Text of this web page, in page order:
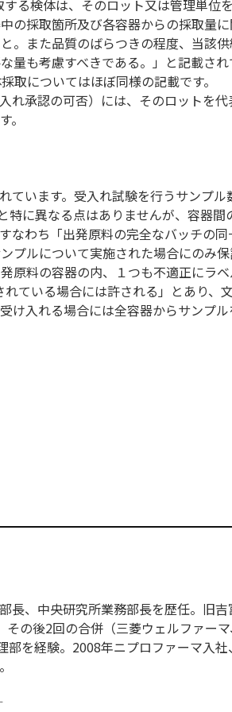
る検体は、そのロット又は管理単位を
の採取箇所及び各容器からの採取量
。また品質のばらつきの程度、当該
量も考慮すべきである。」と記載され
取についてはほぼ同様の記載です。
れ承認の可否）には、そのロットを代
。
ています。受入れ試験を行うサンプル
特に異なる点はありませんが、容器間
なわち「出発原料の完全なバッチの同
プルについて実施された場合にのみ
原料の容器の内、１つも不適正にラ
ている場合には許される」とあり、文
け入れる場合には全容器からサンプル
長、中央研究所業務部長を歴任。旧
の後2回の合併（三菱ウェルファー
を経験。2008年ニプロファーマ入